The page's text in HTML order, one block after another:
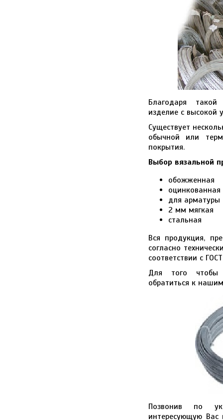
Благодаря такой
изделие с высокой
Существует
обычной или
покрытия.
Выбор вязальной
обожженная
оцинкованная
для арматуры
2 мм мягкая
стальная
Вся продукция,
согласно
соответствии с
Для того чтобы
обратиться к
Позвонив по
интересующую